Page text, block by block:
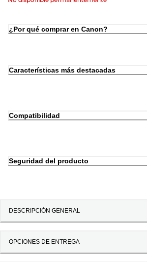
¿Por qué comprar en Canon?
Características más destacadas
Compatibilidad
Seguridad del producto
DESCRIPCIÓN GENERAL
OPCIONES DE ENTREGA